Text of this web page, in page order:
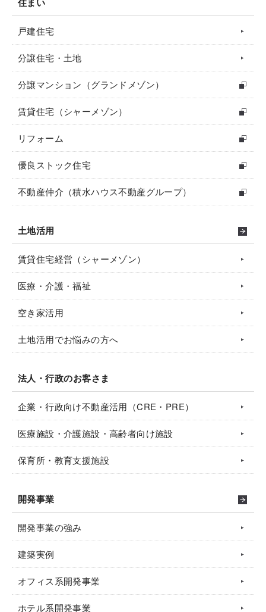
戸建住宅
分譲住宅・土地
分譲マンション（グランドメゾン）
賃貸住宅（シャーメゾン）
リフォーム
優良ストック住宅
不動産仲介（積水ハウス不動産グループ）
土地活用
賃貸住宅経営（シャーメゾン）
医療・介護・福祉
空き家活用
土地活用でお悩みの方へ
法人・行政のお客さま
企業・行政向け不動産活用（CRE・PRE）
医療施設・介護施設・高齢者向け施設
保育所・教育支援施設
開発事業
開発事業の強み
建築実例
オフィス系開発事業
ホテル系開発事業